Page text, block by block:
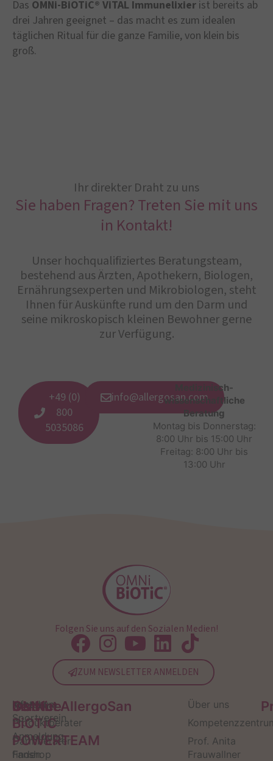
Das OMNi-BiOTiC® ViTAL Immunelixier ist bereits ab
drei Jahren geeignet – das macht es zum idealen
täglichen Ritual für die ganze Familie, von klein bis
groß.
Ihr direkter Draht zu uns
Sie haben Fragen? Treten Sie mit uns
in Kontakt!
Unser hochqualifiziertes Beratungsteam,
bestehend aus Ärzten, Apothekern, Biologen,
Ernährungsexperten und Mikrobiologen, steht
Ihnen für Auskünfte rund um den Darm und
seine mikroskopisch kleinen Bewohner gerne
zur Verfügung.
+49 (0)
800
5035086
info@allergosan.com
Medizinisch-
wissenschaftliche
Beratung
Montag bis Donnerstag:
8:00 Uhr bis 15:00 Uhr
Freitag: 8:00 Uhr bis
13:00 Uhr
Folgen Sie uns auf den Sozialen Medien!
ZUM NEWSLETTER ANMELDEN
Service
Kontakt
Produktberater
Darmberater
finden
OMNi-
BiOTiC
POWERTEAM
Infos zum
Sportverein
Anmeldung
Fanshop
Institut AllergoSan
Über uns
Prof. Anita
Frauwallner